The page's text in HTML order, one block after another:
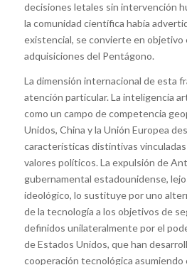
decisiones letales sin intervención
la comunidad científica había
existencial, se convierte en objetivo
adquisiciones del Pentágono.
La dimensión internacional de esta
atención particular. La inteligencia
como un campo de competencia
Unidos, China y la Unión Europea
características distintivas
valores políticos. La expulsión de
gubernamental estadounidense,
ideológico, lo sustituye por uno
de la tecnología a los objetivos de
definidos unilateralmente por el
de Estados Unidos, que han
cooperación tecnológica asumiendo